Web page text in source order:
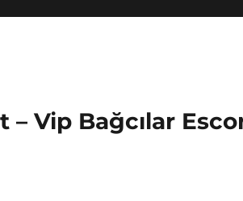
– Vip Bağcılar